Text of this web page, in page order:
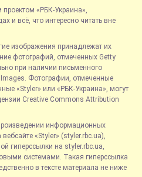
проектом «РБК-Украина»,
и всё, что интересно читать вне
изображения принадлежат их
фотографий, отмеченных Getty
при наличии письменного
Images. Фотографии, отмеченные
«Styler» или «РБК-Украина», могут
Creative Commons Attribution
информационных
«Styler» (styler.rbc.ua),
гиперссылки на styler.rbc.ua,
системами. Такая гиперссылка
в тексте материала не ниже